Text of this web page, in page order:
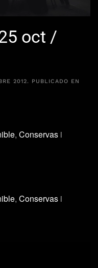
oct /
2012. PUBLICADO EN
, Conservas i
, Conservas i